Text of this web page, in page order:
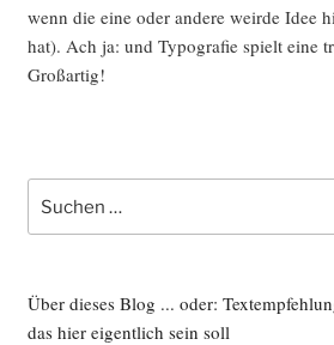
wenn die eine oder ande­re weir­de Idee
hat). Ach ja: und Typo­gra­fie spielt eine
Großartig!
nach:
Über dieses Blog ... oder:
das hier eigentlich sein soll